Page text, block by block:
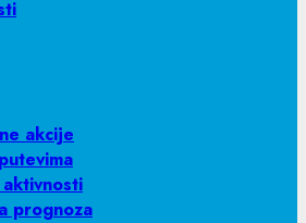
akcije
prognoza